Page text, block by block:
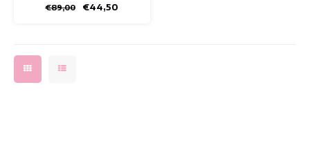
€89,00 €44,50